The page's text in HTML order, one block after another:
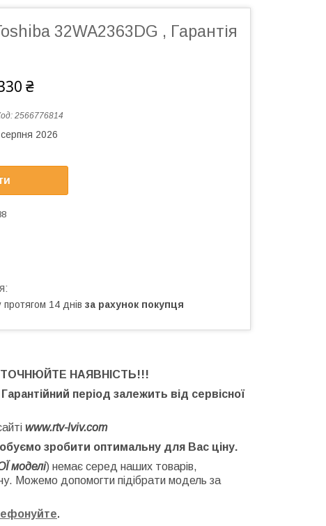
32WA2363DG , Гарантія
₴
2566776814
2026
14 днів за рахунок покупця
НАЯВНІСТЬ!!!
період залежить від сервісної
www.rtv-lviv.com
зробити оптимальну для Вас ціну.
моделі) немає серед наших товарів,
Можемо допомогти підібрати модель за
.